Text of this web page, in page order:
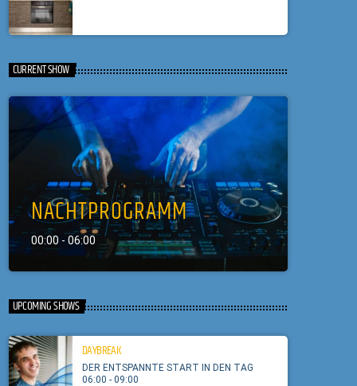
CURRENT SHOW
NACHTPROGRAMM
00:00 - 06:00
UPCOMING SHOWS
DAYBREAK
DER ENTSPANNTE START IN DEN TAG
06:00 - 09:00